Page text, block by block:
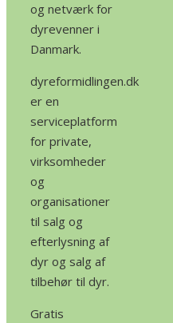
og netværk for
dyrevenner i
Danmark.
dyreformidlingen.dk
er en
serviceplatform
for private,
virksomheder
og
organisationer
til salg og
efterlysning af
dyr og salg af
tilbehør til dyr.
Gratis